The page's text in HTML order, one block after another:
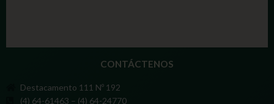
CONTÁCTENOS
Destacamento 111 Nº 192
(4) 64-61463 – (4) 64-24770